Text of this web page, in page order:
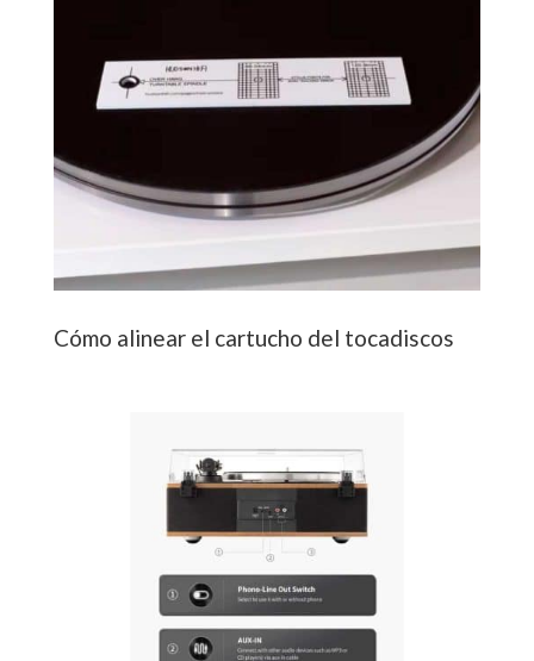
Cómo alinear el cartucho del tocadiscos